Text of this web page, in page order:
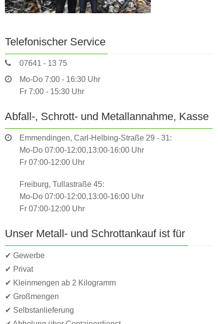
Telefonischer Service
07641 - 13 75
Mo-Do 7:00 - 16:30 Uhr
Fr 7:00 - 15:30 Uhr
Abfall-, Schrott- und Metallannahme, Kasse
Emmendingen, Carl-Helbing-Straße 29 - 31:
Mo-Do 07:00-12:00,13:00-16:00 Uhr
Fr 07:00-12:00 Uhr
Freiburg, Tullastraße 45:
Mo-Do 07:00-12:00,13:00-16:00 Uhr
Fr 07:00-12:00 Uhr
Unser Metall- und Schrottankauf ist für
✔ Gewerbe
✔ Privat
✔ Kleinmengen ab 2 Kilogramm
✔ Großmengen
✔ Selbstanlieferung